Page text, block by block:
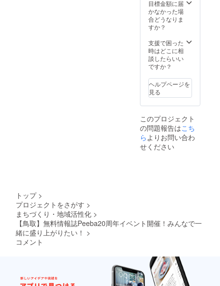
ンです
■ 注意
点 ・
チケッ
トは付
帯して
ません
チケッ
トと合
わせて
ご支援
くこと
を推奨
してい
ます ・
Peeba
に支援
購入く
刊 ：
2025年
12月
定） ・
サイ
ズ：A5
・頁
36ペー
ジ程度
（予
定） ・
本 ：
中綴じ
製本 ※
内容や
装丁は
鳥取県
内でフ
して無
料配布
予定で
指名権
につい
て エー
ド（応
援メッ
セージ
対象
宛名＝
指名権
▼
Peeba2
0th記念
冊子に
ついて
・頁
数 ：
定） ・
製
本 ：
中綴じ
ベント
会場
（とり
化会館
小ホー
ル）の
受付付
示期
間：
（2025
年8月22
日〜8月
23日）
▼掲載
者）の
宛名＝
ます。
▼
Peeba2
0th記念
む） ・
支援者
名
ドに掲
載する
支援
名）
ボード
には
しま
す。
メッ
セージ
の文字
くださ
い。 ・
会場
（とり
ぎん文
化会館
可） ・
不適切
な文字
希望さ
れた場
合には
別途相
談させ
ていた
とがあ
ります
▼
Peeba2
0th記念
冊子に
ついて
数 ：
定） ・
製
本 ：
中綴じ
希望さ
れない
場合は
記載く
ださい
（匿名
希望と
掲載し
ます）
方法：
文字の
み ・個
人名、
団体
名、企
業名、
可） ・
掲載を
希望さ
れた場
合には
ついて
・発
刊 ：
（予
定） ・
サイ
ズ：A5
数 ：
ジ程度
（予
定） ・
製
本 ：
中綴じ
製本 ※
冊子は
ペー
パーと
して無
料配布
以内）
・個人
名、団
名、店
舗名な
どどん
な名前
丈夫で
（ニッ
クネー
可） ・
不適切
な文字
列での
掲載を
ります
冊子に
ついて
・発
刊 ：
掲載す
る予定
内容を
ご記入
くださ
い（例:
企業ロ
伝広
告、求
人広告
など）
方法：
文字、
ロゴ、
フリー
広告掲
整） ▼
Peeba2
・発
刊 ：
2025年
い。 ＜
リター
ン内容
演者か
らのお
礼の動
画メッ
（演者
の指定
可能）
・お礼
ル ■ 補
足事項
・上乗
せ支援
も大歓
持ちを
届けら
支援数
が2件以
上に
目標金額に届
かなかった場
合どうなりま
すか？
支援で困った
時はどこに相
談したらいい
ですか？
ヘルプページを
見る
このプロジェクト
の問題報告はこち
ら よりお問い合わ
せください
トップ >
プロジェクトをさがす >
まちづくり・地域活性化 >
【鳥取】無料情報誌Peeba20周年イベント開催！みんなで一
緒に盛り上がりたい！ >
コメント